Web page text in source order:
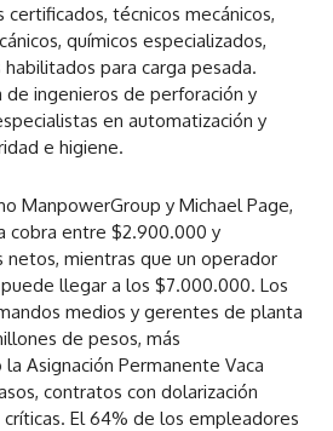
técnicos mecánicos,
químicos especializados,
para carga pesada.
de ingenieros de perforación y
en automatización y
e higiene.
ManpowerGroup y Michael Page,
cobra entre $2.900.000 y
netos, mientras que un operador
llegar a los $7.000.000. Los
medios y gerentes de planta
de pesos, más
Asignación Permanente Vaca
contratos con dolarización
El 64% de los empleadores